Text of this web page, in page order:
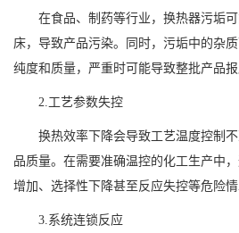
在食品、制药等行业，换热器污垢
床，导致产品污染。同时，污垢中的杂
纯度和质量，严重时可能导致整批产品报
2.工艺参数失控
换热效率下降会导致工艺温度控制
品质量。在需要准确温控的化工生产中
增加、选择性下降甚至反应失控等危险情
3.系统连锁反应